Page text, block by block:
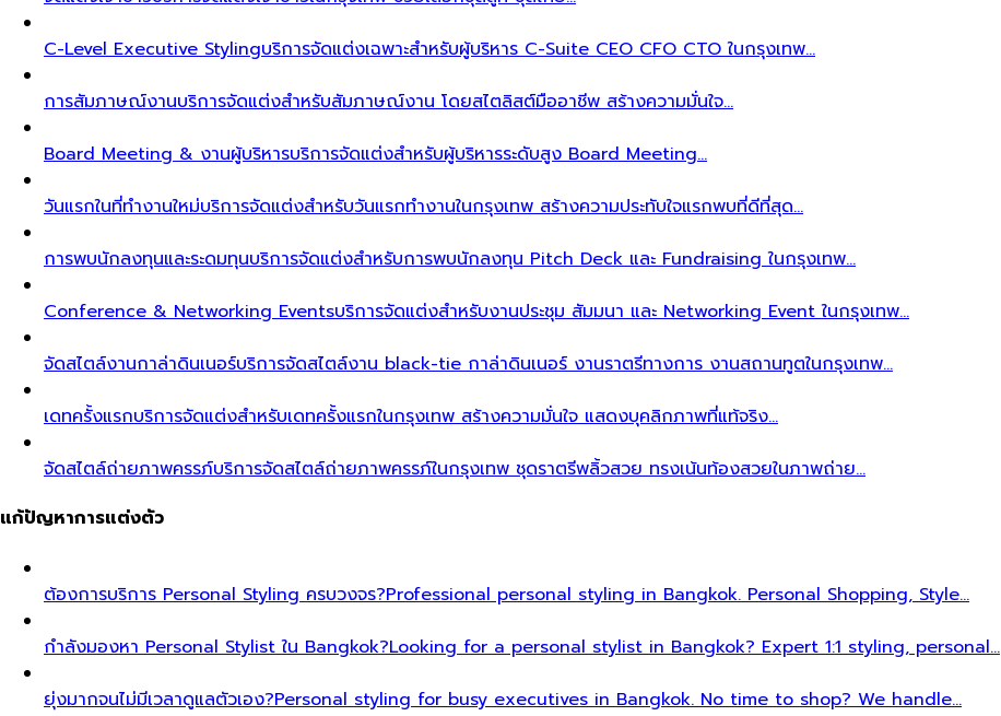
C-Level Executive Stylingบริการจัดแต่งเฉพาะสำหรับผู้บริหาร C-Suite CEO CFO CTO ในกรุงเทพ…
การสัมภาษณ์งานบริการจัดแต่งสำหรับสัมภาษณ์งาน โดยสไตลิสต์มืออาชีพ สร้างความมั่นใจ…
Board Meeting & งานผู้บริหารบริการจัดแต่งสำหรับผู้บริหารระดับสูง Board Meeting…
วันแรกในที่ทำงานใหม่บริการจัดแต่งสำหรับวันแรกทำงานในกรุงเทพ สร้างความประทับใจแรกพบที่ดีที่สุด…
การพบนักลงทุนและระดมทุนบริการจัดแต่งสำหรับการพบนักลงทุน Pitch Deck และ Fundraising ในกรุงเทพ…
Conference & Networking Eventsบริการจัดแต่งสำหรับงานประชุม สัมมนา และ Networking Event ในกรุงเทพ…
จัดสไตล์งานกาล่าดินเนอร์บริการจัดสไตล์งาน black-tie กาล่าดินเนอร์ งานราตรีทางการ งานสถานทูตในกรุงเทพ…
เดทครั้งแรกบริการจัดแต่งสำหรับเดทครั้งแรกในกรุงเทพ สร้างความมั่นใจ แสดงบุคลิกภาพที่แท้จริง…
จัดสไตล์ถ่ายภาพครรภ์บริการจัดสไตล์ถ่ายภาพครรภ์ในกรุงเทพ ชุดราตรีพลิ้วสวย ทรงเน้นท้องสวยในภาพถ่าย…
แก้ปัญหาการแต่งตัว
ต้องการบริการ Personal Styling ครบวงจร?Professional personal styling in Bangkok. Personal Shopping, Style…
กำลังมองหา Personal Stylist ใน Bangkok?Looking for a personal stylist in Bangkok? Expert 1:1 styling, personal…
ยุ่งมากจนไม่มีเวลาดูแลตัวเอง?Personal styling for busy executives in Bangkok. No time to shop? We handle…